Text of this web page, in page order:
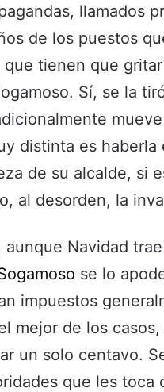
llamados
de los puestos
que tienen que
Sí, se la
distinta es
de su alcalde, si
al desorden, la
aunque Navidad
se lo
impuestos
mejor de los
un solo centavo.
que les toca